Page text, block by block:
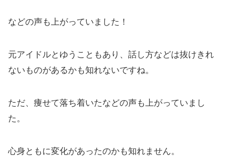
などの声も上がっていました！
元アイドルとゆうこともあり、話し方などは抜けきれ
ないものがあるかも知れないですね。
ただ、痩せて落ち着いたなどの声も上がっていまし
た。
心身ともに変化があったのかも知れません。